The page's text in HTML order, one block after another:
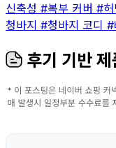
신축성 #복부 커버 #허
청바지 #청바지 코디 #
후기 기반